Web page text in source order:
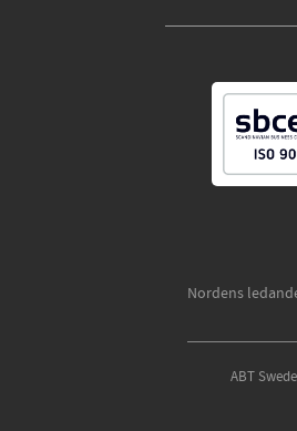
Nordens
ABT